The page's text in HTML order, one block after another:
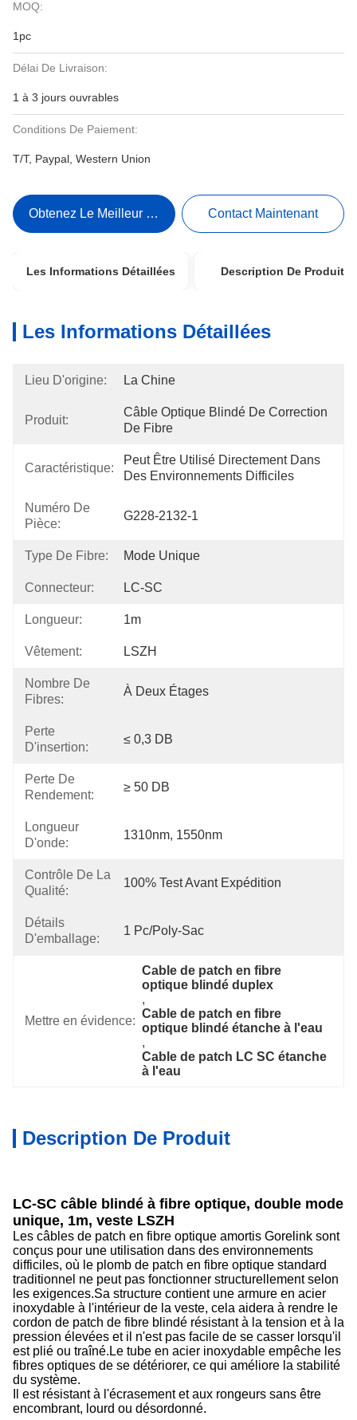
MOQ:
1pc
Délai De Livraison:
1 à 3 jours ouvrables
Conditions De Paiement:
T/T, Paypal, Western Union
Obtenez Le Meilleur Prix Contact Maintenant
Les Informations Détaillées Description De Produit
Les Informations Détaillées
Lieu D'origine: La Chine
Produit:
Câble Optique Blindé De Correction
De Fibre
Caractéristique:
Peut Être Utilisé Directement Dans
Des Environnements Difficiles
Numéro De
Pièce:
G228-2132-1
Type De Fibre: Mode Unique
Connecteur: LC-SC
Longueur: 1m
Vêtement: LSZH
Nombre De
Fibres:
À Deux Étages
Perte
D'insertion:
≤ 0,3 DB
Perte De
Rendement:
≥ 50 DB
Longueur
D'onde:
1310nm, 1550nm
Contrôle De La
Qualité:
100% Test Avant Expédition
Détails
D'emballage:
1 Pc/poly-Sac
Mettre en évidence:
Cable de patch en fibre
optique blindé duplex
,
Cable de patch en fibre
optique blindé étanche à l'eau
,
Cable de patch LC SC étanche
à l'eau
Description De Produit
LC-SC câble blindé à fibre optique, double mode
unique, 1m, veste LSZH
Les câbles de patch en fibre optique amortis Gorelink sont
conçus pour une utilisation dans des environnements
difficiles, où le plomb de patch en fibre optique standard
traditionnel ne peut pas fonctionner structurellement selon
les exigences.Sa structure contient une armure en acier
inoxydable à l'intérieur de la veste, cela aidera à rendre le
cordon de patch de fibre blindé résistant à la tension et à la
pression élevées et il n'est pas facile de se casser lorsqu'il
est plié ou traîné.Le tube en acier inoxydable empêche les
fibres optiques de se détériorer, ce qui améliore la stabilité
du système.
Il est résistant à l'écrasement et aux rongeurs sans être
encombrant, lourd ou désordonné.